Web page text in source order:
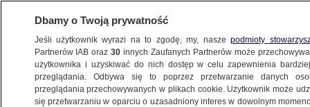
BIZNES
MOTO
Dbamy o Twoją prywatność
Jeśli użytkownik wyrazi na to zgodę, my, naszepodmioty
Partnerów IAB oraz30 innych Zaufanych Partnerów może
użytkownika i uzyskiwać do nich dostęp w celu zapewnienia
przeglądania. Odbywa się to poprzez przetwarzanie danych
przeglądania przechowywanych w plikach cookie. Użytkownik może
się przetwarzaniu w oparciu o uzasadniony interes w dowolnym